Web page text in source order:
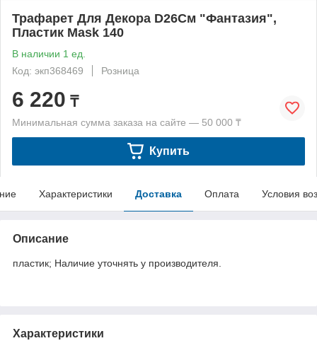
Трафарет Для Декора D26См "Фантазия",
Пластик Mask 140
В наличии 1 ед.
Код: экп368469
Розница
6 220 ₸
Минимальная сумма заказа на сайте — 50 000 ₸
Купить
Характеристики Доставка Оплата Условия
Описание
пластик; Наличие уточнять у производителя.
Характеристики